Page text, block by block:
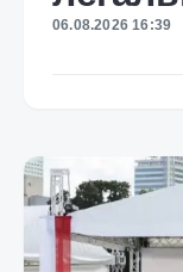
06.08.2026 16:39